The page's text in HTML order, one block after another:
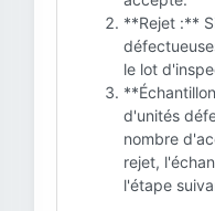
**Rejet :**
le lot
d'unités
nombre
rejet,
l'étape